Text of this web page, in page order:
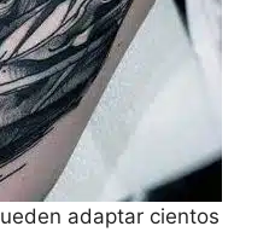
adaptar cientos